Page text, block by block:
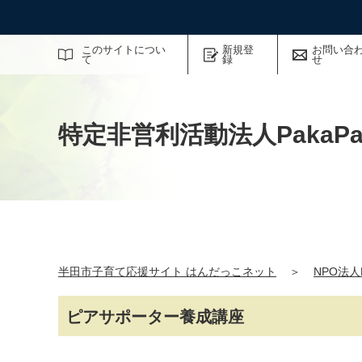
このサイトについ
て
新規登
録
お問い合
せ
サイト内検索
特定非営利活動法人
半田市子育て応援サイト はんだっこネット ＞ NPO法
ピアサポーター養成講座